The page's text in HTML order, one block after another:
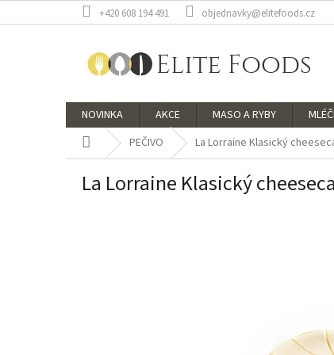
na
+420 608 194 491 objednavky@elitefoods.cz
NOVINKA AKCE MASO A RYBY
Domů PEČIVO La Lorraine Klasický
La Lorraine Klasický